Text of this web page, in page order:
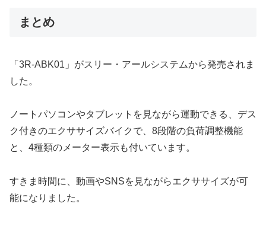
まとめ
「3R-ABK01」がスリー・アールシステムから発売されま
した。
ノートパソコンやタブレットを見ながら運動できる、デス
ク付きのエクササイズバイクで、8段階の負荷調整機能
と、4種類のメーター表示も付いています。
すきま時間に、動画やSNSを見ながらエクササイズが可
能になりました。